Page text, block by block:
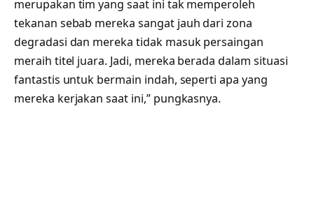
merupakan tim yang saat ini tak memperoleh
tekanan sebab mereka sangat jauh dari zona
degradasi dan mereka tidak masuk persaingan
meraih titel juara. Jadi, mereka berada dalam situasi
fantastis untuk bermain indah, seperti apa yang
mereka kerjakan saat ini,” pungkasnya.